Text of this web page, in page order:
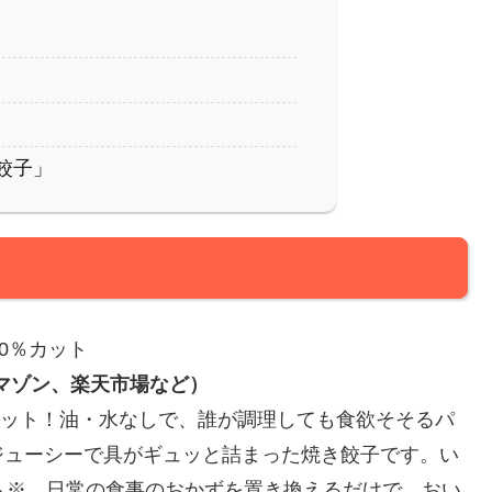
」
カット
ン、楽天市場など）
ト！油・水なしで、誰が調理しても食欲そそるパ
ーシーで具がギュッと詰まった焼き餃子です。い